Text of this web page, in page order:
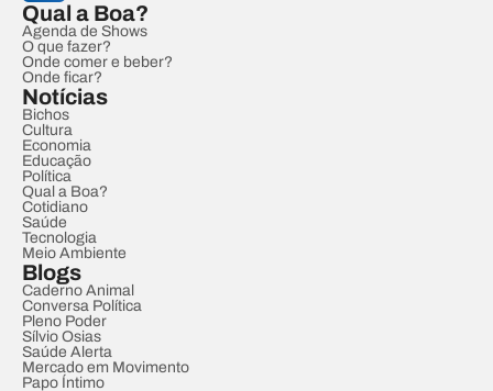
Qual a Boa?
Agenda de Shows
O que fazer?
Onde comer e beber?
Onde ficar?
Notícias
Bichos
Cultura
Economia
Educação
Política
Qual a Boa?
Cotidiano
Saúde
Tecnologia
Meio Ambiente
Blogs
Caderno Animal
Conversa Política
Pleno Poder
Sílvio Osias
Saúde Alerta
Mercado em Movimento
Papo Íntimo